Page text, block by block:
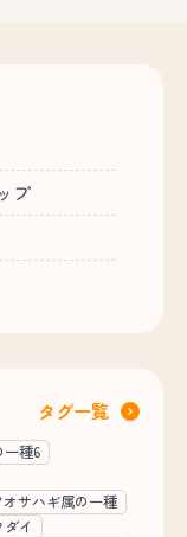
プ
タグ一覧
一種6
オサハギ属の一種
イ